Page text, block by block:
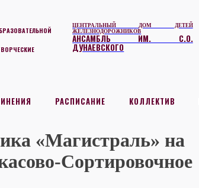
ЦЕНТРАЛЬНЫЙ ДОМ ДЕТЕЙ
ЖЕЛЕЗНОДОРОЖНИКОВ
АНСАМБЛЬ ИМ. С.О.
ДУНАЕВСКОГО
РАСПИСАНИЕ КОЛЛЕКТИВ
«Магистраль» на
Сортировочное